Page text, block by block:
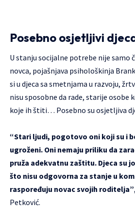
Posebno osjetljivi
U stanju socijalne potrebe nije samo
novca, pojašnjava psihološkinja
si u djeca sa smetnjama u razvoju,
nisu sposobne da rade, starije osobe
koje ih štiti… Posebno su osjetljiva
“Stari ljudi, pogotovo oni koji su i
ugroženi. Oni nemaju priliku da
pruža adekvatnu zaštitu. Djeca su
što nisu odgovorna za stanje u
raspoređuju novac svojih roditelja”
Petković.